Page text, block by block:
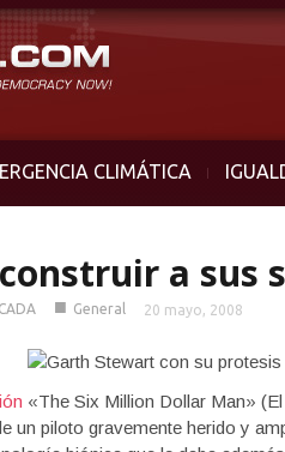
CLIMÁTICA
a sus
■ General 20 mayo, 2008
«The Six Million Dollar Man»
un piloto gravemente herido y